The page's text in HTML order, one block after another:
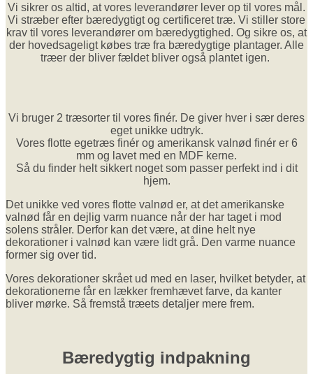
Vi sikrer os altid, at vores leverandører lever op til vores mål.
Vi stræber efter bæredygtigt og certificeret træ. Vi stiller store
krav til vores leverandører om bæredygtighed. Og sikre os, at
der hovedsageligt købes træ fra bæredygtige plantager. Alle
træer der bliver fældet bliver også plantet igen.
Vi bruger 2 træsorter til vores finér. De giver hver i sær deres
eget unikke udtryk.
Vores flotte egetræs finér og amerikansk valnød finér er 6
mm og lavet med en MDF kerne.
Så du finder helt sikkert noget som passer perfekt ind i dit
hjem.
Det unikke ved vores flotte valnød er, at det amerikanske
valnød får en dejlig varm nuance når der har taget i mod
solens stråler. Derfor kan det være, at dine helt nye
dekorationer i valnød kan være lidt grå. Den varme nuance
former sig over tid.
Vores dekorationer skrået ud med en laser, hvilket betyder, at
dekorationerne får en lækker fremhævet farve, da kanter
bliver mørke. Så fremstå træets detaljer mere frem.
Bæredygtig indpakning